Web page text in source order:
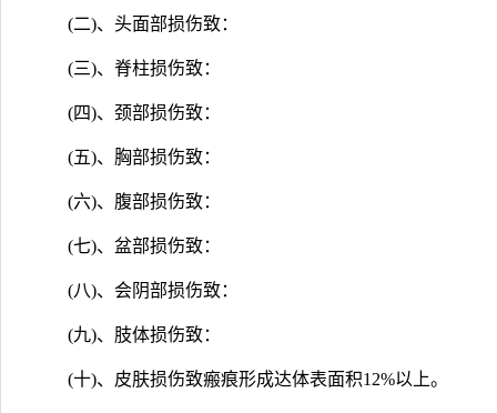
(二)、头面部损伤致：
(三)、脊柱损伤致：
(四)、颈部损伤致：
(五)、胸部损伤致：
(六)、腹部损伤致：
(七)、盆部损伤致：
(八)、会阴部损伤致：
(九)、肢体损伤致：
(十)、皮肤损伤致瘢痕形成达体表面积12%以上。